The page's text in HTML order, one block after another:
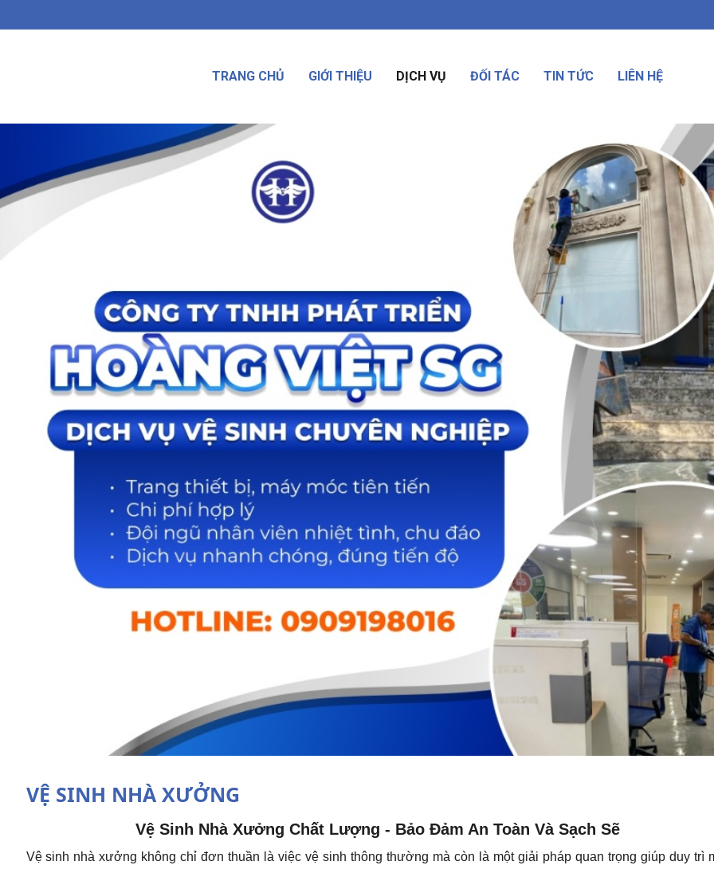
TRANG CHỦ GIỚI THIỆU DỊCH VỤ ĐỐI TÁC TIN TỨC LIÊN HỆ
VỆ SINH NHÀ XƯỞNG
Vệ Sinh Nhà Xưởng Chất Lượng - Bảo Đảm An Toàn Và Sạch Sẽ
Vệ sinh nhà xưởng không chỉ đơn thuần là việc vệ sinh thông thường mà còn là một giải pháp quan trọng giúp duy trì